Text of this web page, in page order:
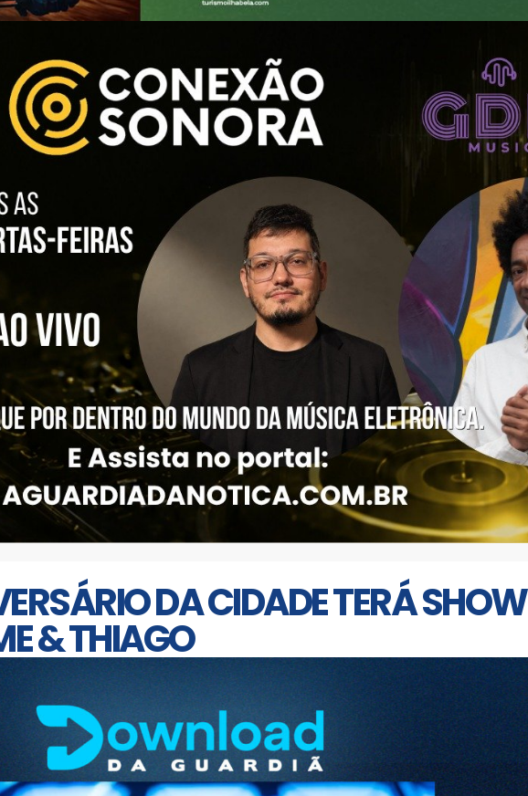
DA CIDADE TERÁ SHOW
& THIAGO